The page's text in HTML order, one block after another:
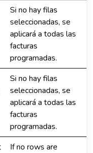
Si no hay filas
seleccionadas, se
aplicará a todas las
facturas
programadas.
Si no hay filas
seleccionadas, se
aplicará a todas las
facturas
programadas.
If no rows are